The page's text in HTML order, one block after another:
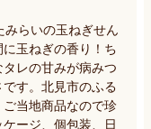
みらいの玉ねぎせん
玉ねぎの香り！ち
レの甘みが病みつ
す。北見市のふる
当地商品なので珍
ージ、個包装、日